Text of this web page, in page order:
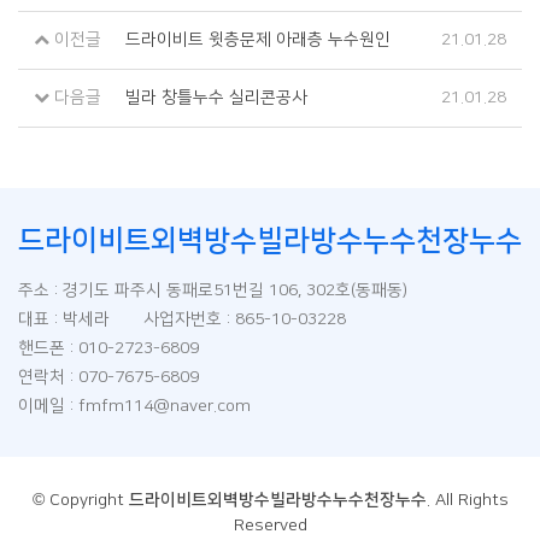
이전글 드라이비트 윗층문제 아래층 누수원인 21.01.28
다음글 빌라 창틀누수 실리콘공사 21.01.28
드라이비트외벽방수빌라방수누수천장누수
주소 : 경기도 파주시 동패로51번길 106, 302호(동패동)
대표 : 박세라 사업자번호 : 865-10-03228
핸드폰 : 010-2723-6809
연락처 : 070-7675-6809
이메일 : fmfm114@naver.com
© Copyright 드라이비트외벽방수빌라방수누수천장누수 . All Rights
Reserved